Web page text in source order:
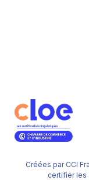
Créées par CCI
certifier les